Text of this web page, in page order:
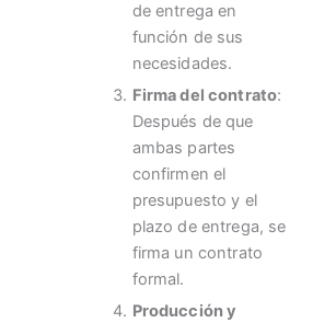
de entrega en
función de sus
necesidades.
Firma del contrato:
Después de que
ambas partes
confirmen el
presupuesto y el
plazo de entrega, se
firma un contrato
formal.
Producción y